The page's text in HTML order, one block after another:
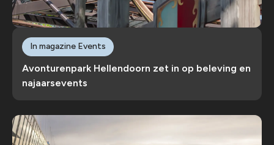
Avonturenpark Hellendoorn zet in op beleving en
najaarsevents
In magazine Events